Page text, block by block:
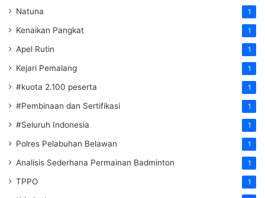
Natuna 1
Kenaikan Pangkat 1
Apel Rutin 1
Kejari Pemalang 1
#kuota 2.100 peserta 1
#Pembinaan dan Sertifikasi 1
#Seluruh Indonesia 1
Polres Pelabuhan Belawan 1
Analisis Sederhana Permainan Badminton 1
TPPO 1